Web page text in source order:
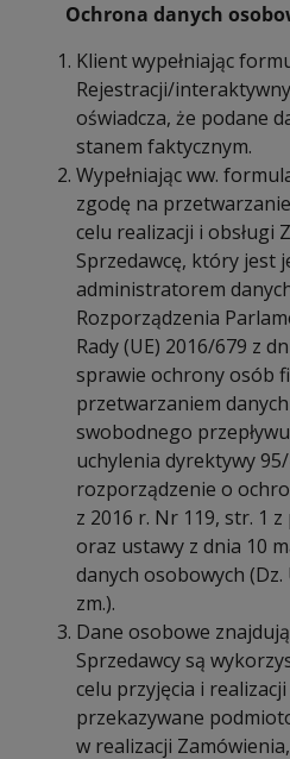
Ochrona danych
Klient wypełniając
Rejestracji/
oświadcza, że podane
stanem faktycznym.
Wypełniając ww.
zgodę na
celu realizacji i obsługi
Sprzedawcę, który jest
administratorem
Rozporządzenia
Rady (UE) 2016/679 z
sprawie ochrony osób
przetwarzaniem
swobodnego
uchylenia dyrektywy
rozporządzenie o
z 2016 r. Nr 119, str. 1 z
oraz ustawy z dnia 10
danych osobowych (Dz.
zm.).
Dane osobowe
Sprzedawcy są
celu przyjęcia i
przekazywane
w realizacji